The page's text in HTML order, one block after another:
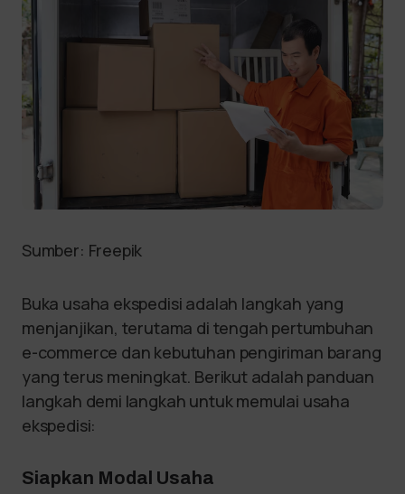
Sumber: Freepik
Buka usaha ekspedisi adalah langkah yang
menjanjikan, terutama di tengah pertumbuhan
e-commerce dan kebutuhan pengiriman barang
yang terus meningkat. Berikut adalah panduan
langkah demi langkah untuk memulai usaha
ekspedisi:
Siapkan Modal Usaha